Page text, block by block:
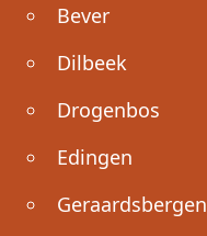
Bever
Dilbeek
Drogenbos
Edingen
Geraardsbergen